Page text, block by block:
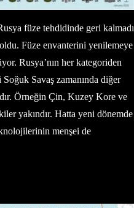
füze tehdidinde geri kalmadı
Füze envanterini yenilemeye
Rusya’nın her kategoriden
Savaş zamanında diğer
Örneğin Çin, Kuzey Kore ve
yakındır. Hatta yeni dönemde
menşei de